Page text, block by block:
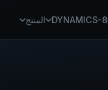
المنتج DYNAMICS-8